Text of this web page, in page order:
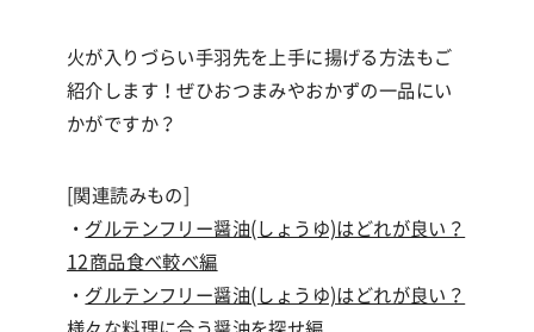
火が入りづらい手羽先を上手に揚げる方法もご
紹介します！ぜひおつまみやおかずの一品にい
かがですか？
[関連読みもの]
・ グルテンフリー醤油(しょうゆ)はどれが良い？
12商品食べ較べ編
・ グルテンフリー醤油(しょうゆ)はどれが良い？